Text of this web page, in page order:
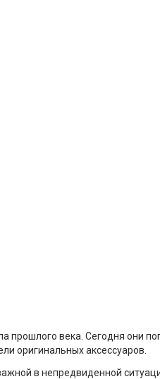
века. Сегодня они
оригинальных аксессуаров.
в непредвиденной